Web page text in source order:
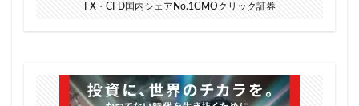
FX・CFD国内シェアNo.1GMOクリック証券